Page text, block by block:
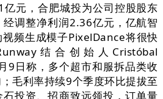
元，合肥城投为公司控股股东
调整净利润2.36亿元，亿航智
频生成模子PixelDance将很快
结合创始人Cristóbal
9日称，多个超市和服拆品类收
毛利率持续9个季度环比提拔至
投资、招商致远领投，订单量